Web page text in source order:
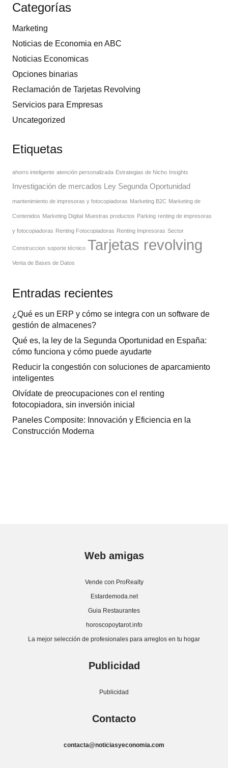
Categorías
Marketing
Noticias de Economia en ABC
Noticias Economicas
Opciones binarias
Reclamación de Tarjetas Revolving
Servicios para Empresas
Uncategorized
Etiquetas
ahorro inteligente atención personalizada Estrategias de Nicho Insights
Investigación de mercados Ley Segunda Oportunidad
mantenimiento de impresoras y fotocopiadoras Marketing B2C Marketing de
Contenidos Marketing Digital Muestras productos Parking renting de impresoras
y fotocopiadoras Renting Fotocopiadoras Renting Impresoras Sector
Construccion soporte técnico Tarjetas revolving
Venta de Bases de Datos
Entradas recientes
¿Qué es un ERP y cómo se integra con un software de
gestión de almacenes?
Qué es, la ley de la Segunda Oportunidad en España:
cómo funciona y cómo puede ayudarte
Reducir la congestión con soluciones de aparcamiento
inteligentes
Olvídate de preocupaciones con el renting
fotocopiadora, sin inversión inicial
Paneles Composite: Innovación y Eficiencia en la
Construcción Moderna
Web amigas
Vende con ProRealty
Estardemoda.net
Guia Restaurantes
horoscopoytarot.info
La mejor selección de profesionales para arreglos en tu hogar
Publicidad
Publicidad
Contacto
contacta@noticiasyeconomia.com